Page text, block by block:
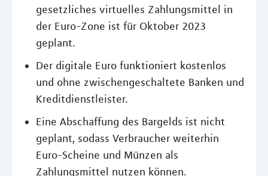
gesetzliches virtuelles Zahlungsmittel in
der Euro-Zone ist für Oktober 2023
geplant.
Der digitale Euro funktioniert kostenlos
und ohne zwischengeschaltete Banken und
Kreditdienstleister.
Eine Abschaffung des Bargelds ist nicht
geplant, sodass Verbraucher weiterhin
Euro-Scheine und Münzen als
Zahlungsmittel nutzen können.